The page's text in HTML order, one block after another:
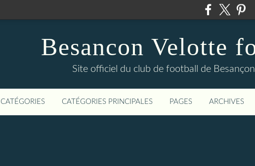
Besancon Velotte
Site officiel du club de football de
CATÉGORIES CATÉGORIES PRINCIPALES PAGES ARCHIVES